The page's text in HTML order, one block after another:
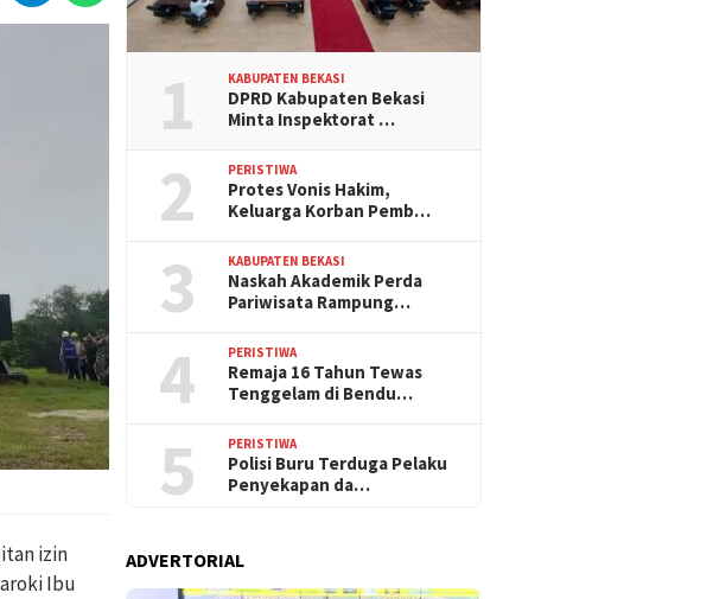
izin
Ibu
1 KABUPATEN BEKASI
DPRD Kabupaten Bekasi
Minta Inspektorat …
2 PERISTIWA
Protes Vonis Hakim,
Keluarga Korban Pemb…
3 KABUPATEN BEKASI
Naskah Akademik Perda
Pariwisata Rampung…
4 PERISTIWA
Remaja 16 Tahun Tewas
Tenggelam di Bendu…
5 PERISTIWA
Polisi Buru Terduga Pelaku
Penyekapan da…
ADVERTORIAL